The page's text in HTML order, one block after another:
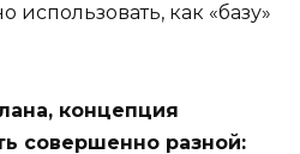
как «базу»
концепция
совершенно разной: